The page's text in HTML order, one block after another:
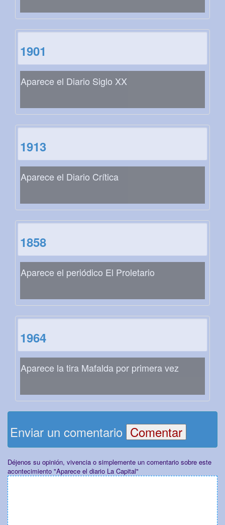
1901
Aparece el Diario Siglo XX
1913
Aparece el Diario Crítica
1858
Aparece el periódico El Proletario
1964
Aparece la tira Mafalda por primera vez
Enviar un comentario
Déjenos su opinión, vivencia o simplemente un comentario sobre este
acontecimiento "Aparece el diario La Capital"